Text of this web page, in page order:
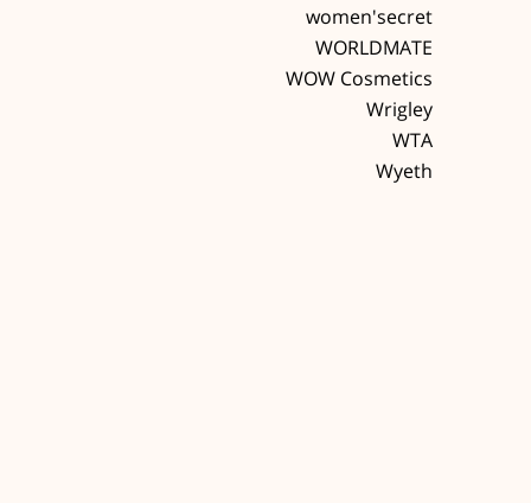
women'secret
WORLDMATE
WOW Cosmetics
Wrigley
WTA
Wyeth